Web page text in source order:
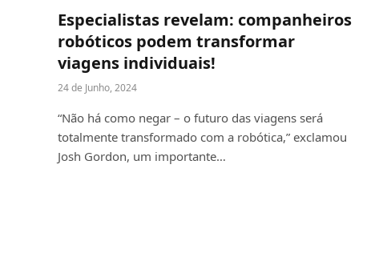
Especialistas revelam: companheiros
robóticos podem transformar
viagens individuais!
24 de Junho, 2024
“Não há como negar – o futuro das viagens será
totalmente transformado com a robótica,” exclamou
Josh Gordon, um importante…